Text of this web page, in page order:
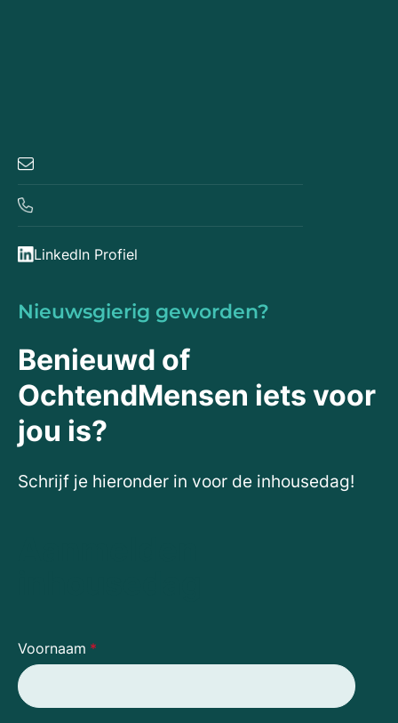
LinkedIn Profiel
Nieuwsgierig geworden?
Benieuwd of
OchtendMensen iets voor
jou is?
Schrijf je hieronder in voor de inhousedag!
Voornaam *